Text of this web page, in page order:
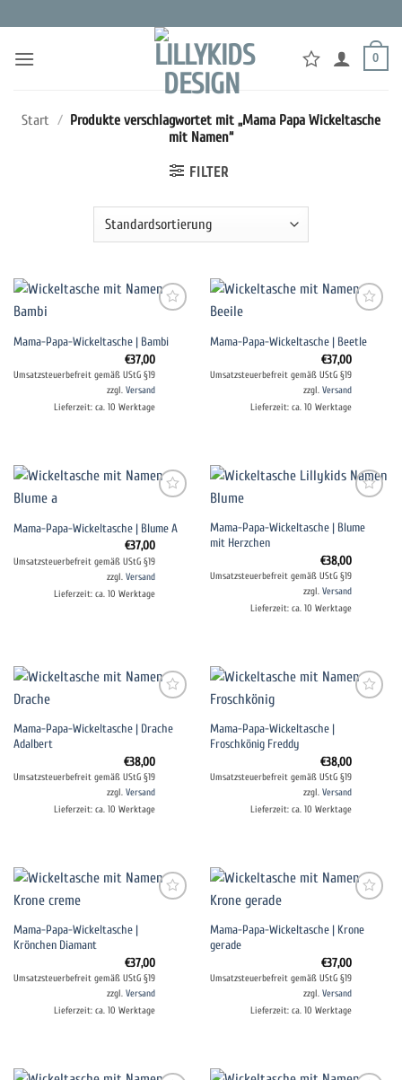
Inhalt
springen
0
Start / Produkte verschlagwortet mit „Mama Papa Wickeltasche
mit Namen“
FILTER
Wunschliste
Mama-Papa-Wickeltasche | Bambi
€37,00
Umsatzsteuerbefreit gemäß UStG §19
zzgl. Versand
Lieferzeit: ca. 10 Werktage
Wunschliste
Mama-Papa-Wickeltasche | Beetle
€37,00
Umsatzsteuerbefreit gemäß UStG §19
zzgl. Versand
Lieferzeit: ca. 10 Werktage
Wunschliste
Mama-Papa-Wickeltasche | Blume A
€37,00
Umsatzsteuerbefreit gemäß UStG §19
zzgl. Versand
Lieferzeit: ca. 10 Werktage
Wunschliste
Mama-Papa-Wickeltasche | Blume
mit Herzchen
€38,00
Umsatzsteuerbefreit gemäß UStG §19
zzgl. Versand
Lieferzeit: ca. 10 Werktage
Wunschliste
Mama-Papa-Wickeltasche | Drache
Adalbert
€38,00
Umsatzsteuerbefreit gemäß UStG §19
zzgl. Versand
Lieferzeit: ca. 10 Werktage
Wunschliste
Mama-Papa-Wickeltasche |
Froschkönig Freddy
€38,00
Umsatzsteuerbefreit gemäß UStG §19
zzgl. Versand
Lieferzeit: ca. 10 Werktage
Wunschliste
Mama-Papa-Wickeltasche |
Krönchen Diamant
€37,00
Umsatzsteuerbefreit gemäß UStG §19
zzgl. Versand
Lieferzeit: ca. 10 Werktage
Wunschliste
Mama-Papa-Wickeltasche | Krone
gerade
€37,00
Umsatzsteuerbefreit gemäß UStG §19
zzgl. Versand
Lieferzeit: ca. 10 Werktage